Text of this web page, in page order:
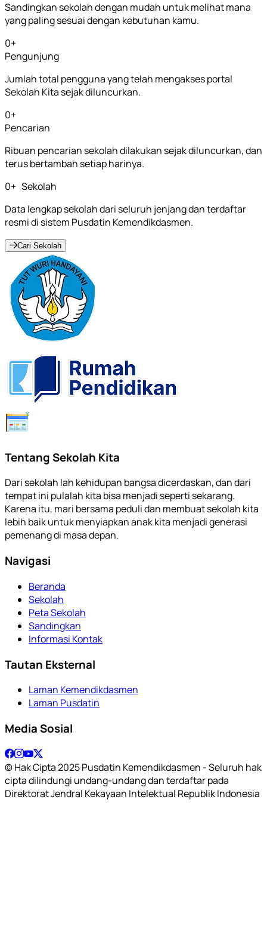
Sandingkan sekolah dengan mudah untuk melihat mana
yang paling sesuai dengan kebutuhan kamu.
0+
Pengunjung
Jumlah total pengguna yang telah mengakses portal
Sekolah Kita sejak diluncurkan.
0+
Pencarian
Ribuan pencarian sekolah dilakukan sejak diluncurkan, dan
terus bertambah setiap harinya.
0+ Sekolah
Data lengkap sekolah dari seluruh jenjang dan terdaftar
resmi di sistem Pusdatin Kemendikdasmen.
Cari Sekolah
Tentang Sekolah Kita
Dari sekolah lah kehidupan bangsa dicerdaskan, dan dari
tempat ini pulalah kita bisa menjadi seperti sekarang.
Karena itu, mari bersama peduli dan membuat sekolah kita
lebih baik untuk menyiapkan anak kita menjadi generasi
pemenang di masa depan.
Navigasi
Beranda
Sekolah
Peta Sekolah
Sandingkan
Informasi Kontak
Tautan Eksternal
Laman Kemendikdasmen
Laman Pusdatin
Media Sosial
© Hak Cipta 2025 Pusdatin Kemendikdasmen - Seluruh hak
cipta dilindungi undang-undang dan terdaftar pada
Direktorat Jendral Kekayaan Intelektual Republik Indonesia